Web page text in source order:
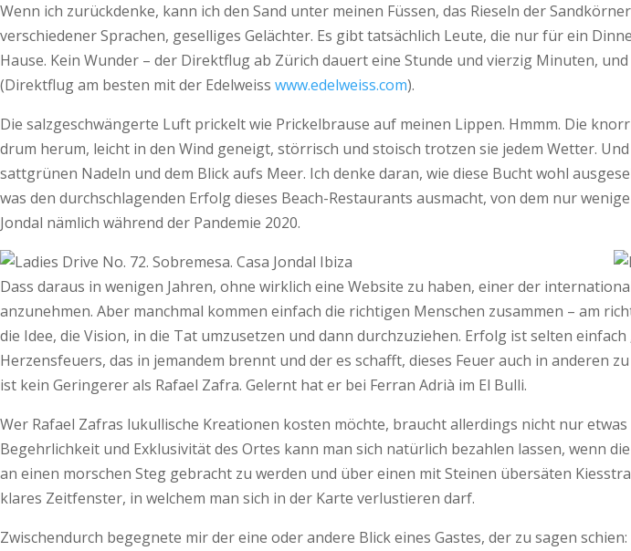
Wenn ich zurückdenke, kann ich den Sand unter meinen Füssen, das Rieseln der
verschiedener Sprachen, geselliges Gelächter. Es gibt tatsächlich Leute, die nur für ein
Hause. Kein Wunder – der Direktflug ab Zürich dauert eine Stunde und vierzig Minuten,
(Direktflug am besten mit der Edelweiss www.edelweiss.com).
Die salzgeschwängerte Luft prickelt wie Prickelbrause auf meinen Lippen. Hmmm. Die
drum herum, leicht in den Wind geneigt, störrisch und stoisch trotzen sie jedem Wetter.
sattgrünen Nadeln und dem Blick aufs Meer. Ich denke daran, wie diese Bucht wohl
was den durchschlagenden Erfolg dieses Beach-Restaurants ausmacht, von dem nur
Jondal nämlich während der Pandemie 2020.
Dass daraus in wenigen Jahren, ohne wirklich eine Website zu haben, einer der
anzunehmen. Aber manchmal kommen einfach die richtigen Menschen zusammen – am
die Idee, die Vision, in die Tat umzusetzen und dann durchzuziehen. Erfolg ist selten
Herzensfeuers, das in jemandem brennt und der es schafft, dieses Feuer auch in anderen
ist kein Geringerer als Rafael Zafra. Gelernt hat er bei Ferran Adrià im El Bulli.
Wer Rafael Zafras lukullische Kreationen kosten möchte, braucht allerdings nicht nur
Begehrlichkeit und Exklusivität des Ortes kann man sich natürlich bezahlen lassen, wenn
an einen morschen Steg gebracht zu werden und über einen mit Steinen übersäten
klares Zeitfenster, in welchem man sich in der Karte verlustieren darf.
Zwischendurch begegnete mir der eine oder andere Blick eines Gastes, der zu sagen